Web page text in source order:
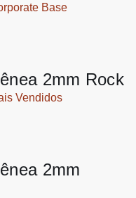
Base
2mm Rock
Vendidos
2mm